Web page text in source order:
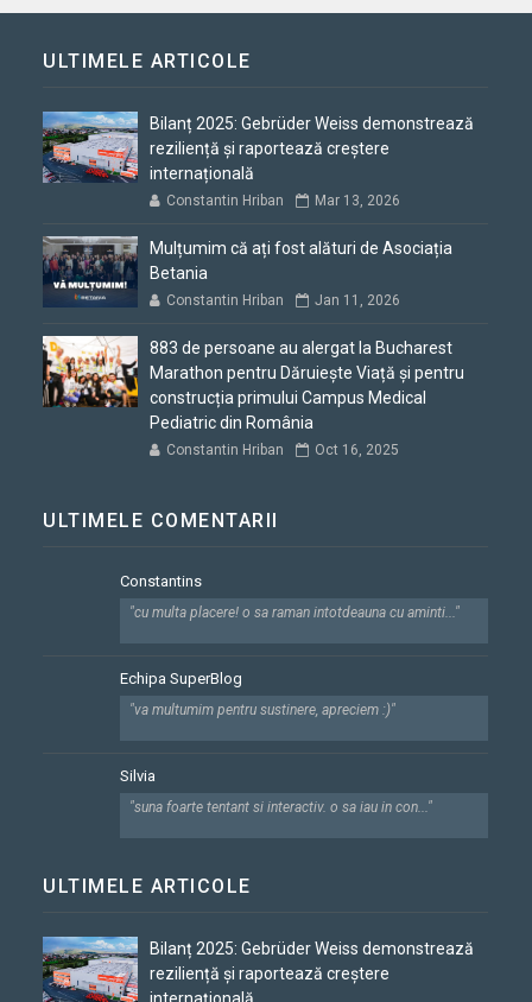
ULTIMELE ARTICOLE
Bilanț 2025: Gebrüder Weiss demonstrează
reziliență și raportează creștere
internațională
Constantin Hriban Mar 13, 2026
Mulțumim că ați fost alături de Asociația
Betania
Constantin Hriban Jan 11, 2026
883 de persoane au alergat la Bucharest
Marathon pentru Dăruiește Viață și pentru
construcția primului Campus Medical
Pediatric din România
Constantin Hriban Oct 16, 2025
ULTIMELE COMENTARII
Constantins
"cu multa placere! o sa raman intotdeauna cu aminti..."
Echipa SuperBlog
"va multumim pentru sustinere, apreciem :)"
Silvia
"suna foarte tentant si interactiv. o sa iau in con..."
ULTIMELE ARTICOLE
Bilanț 2025: Gebrüder Weiss demonstrează
reziliență și raportează creștere